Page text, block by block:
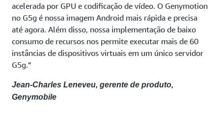
acelerada por GPU e codificação de vídeo. O Genymotion
no G5g é nossa imagem Android mais rápida e precisa
até agora. Além disso, nossa implementação de baixo
consumo de recursos nos permite executar mais de 60
instâncias de dispositivos virtuais em um único servidor
G5g.”
Jean-Charles Leneveu, gerente de produto,
Genymobile